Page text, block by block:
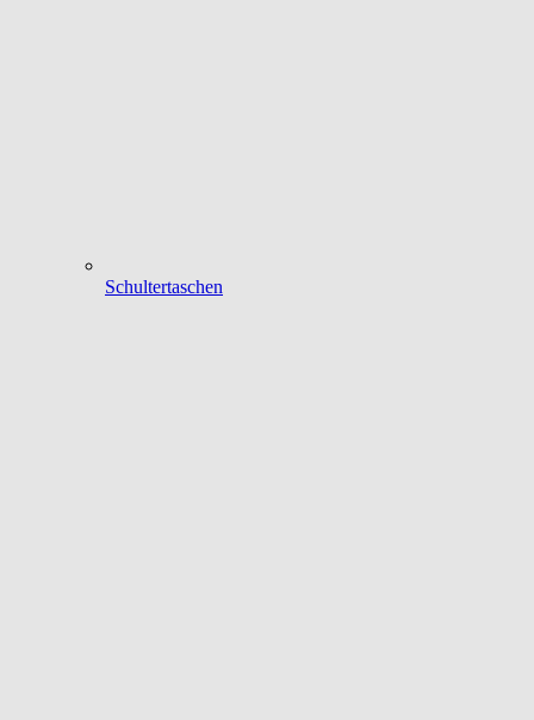
Schultertaschen